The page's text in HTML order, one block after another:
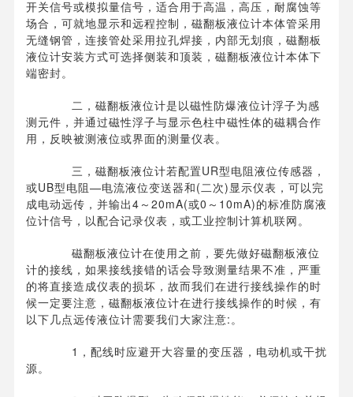
开关信号或模拟量信号，适合用于高温，高压，耐腐蚀等
场合，可就地显示和远程控制，磁翻板液位计本体管采用
无缝钢管，连接管处采用拉孔焊接，内部无划痕，磁翻板
液位计安装方式可选择侧装和顶装，磁翻板液位计本体下
端密封。
二，磁翻板液位计是以磁性防爆液位计浮子为感
测元件，并通过磁性浮子与显示色柱中磁性体的磁耦合作
用，反映被测液位或界面的测量仪表。
三，磁翻板液位计若配置UR型电阻液位传感器，
或UB型电阻—电流液位变送器和(二次)显示仪表，可以完
成电动远传，并输出4～20mA(或0～10mA)的标准防腐液
位计信号，以配合记录仪表，或工业控制计算机联网。
磁翻板液位计在使用之前，要先做好磁翻板液位
计的接线，如果接线接错的话会导致测量结果不准，严重
的将直接造成仪表的损坏，故而我们在进行接线操作的时
候一定要注意，磁翻板液位计在进行接线操作的时候，有
以下几点远传液位计需要我们大家注意:。
1，配线时应避开大容量的变压器，电动机或干扰
源。